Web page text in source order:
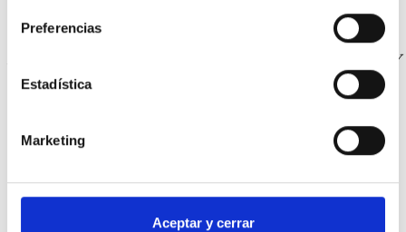
Preferencias
Estadística
Marketing
Aceptar y cerrar
POSIBILIDAD DE ENTREGA EL MISMO DÍA EN MADRID Y
EN 24 HORAS EN EL RESTO DE PENÍNSULA